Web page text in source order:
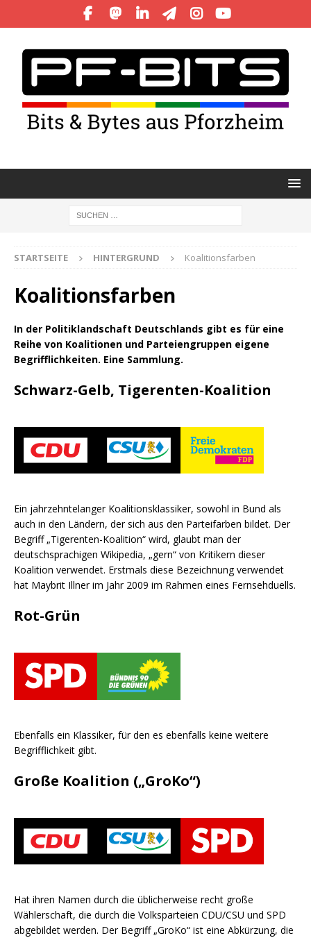
STARTSEITE HINTERGRUND Koalitionsfarben
Koalitionsfarben
In der Politiklandschaft Deutschlands gibt es für eine
Reihe von Koalitionen und Parteiengruppen eigene
Begrifflichkeiten. Eine Sammlung.
Schwarz-Gelb, Tigerenten-Koalition
Ein jahrzehntelanger Koalitionsklassiker, sowohl in Bund als
auch in den Ländern, der sich aus den Parteifarben bildet. Der
Begriff „Tigerenten-Koalition“ wird, glaubt man der
deutschsprachigen Wikipedia, „gern“ von Kritikern dieser
Koalition verwendet. Erstmals diese Bezeichnung verwendet
hat Maybrit Illner im Jahr 2009 im Rahmen eines Fernsehduells.
Rot-Grün
Ebenfalls ein Klassiker, für den es ebenfalls keine weitere
Begrifflichkeit gibt.
Große Koalition („GroKo“)
Hat ihren Namen durch die üblicherweise recht große
Wählerschaft, die durch die Volksparteien CDU/CSU und SPD
abgebildet werden. Der Begriff „GroKo“ ist eine Abkürzung, die